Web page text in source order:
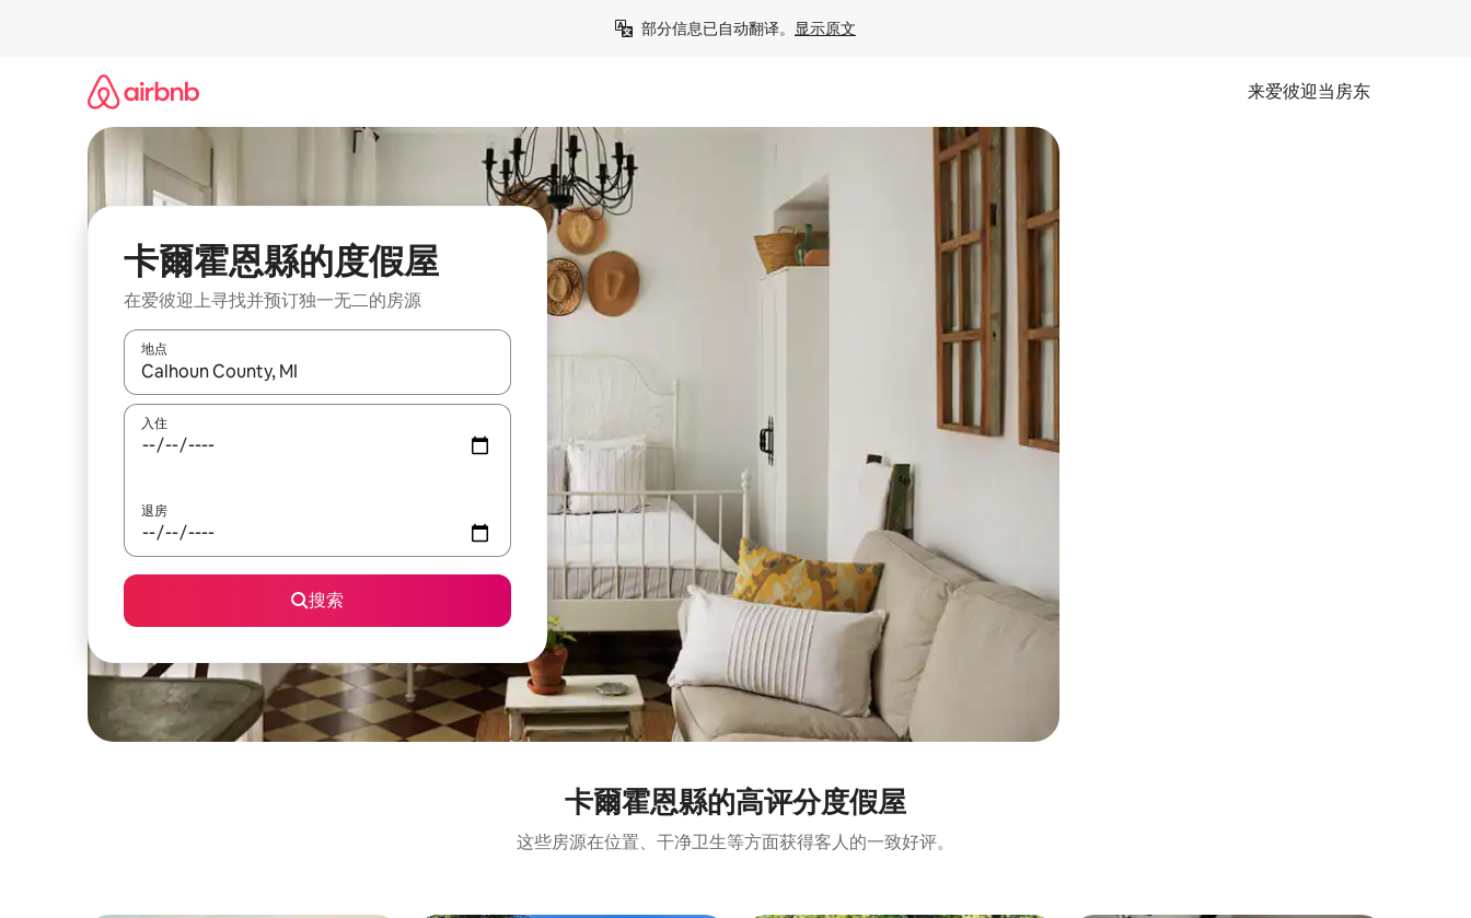
部分信息已自动翻译。 显示原文
来爱彼迎当房东
卡爾霍恩縣的度假屋
在爱彼迎上寻找并预订独一无二的房源
地点
如有搜索结果，请使用上下方向键查看，或通过点击或滑动手势浏览。
入住
退房
搜索
卡爾霍恩縣的高评分度假屋
这些房源在位置、干净卫生等方面获得客人的一致好评。